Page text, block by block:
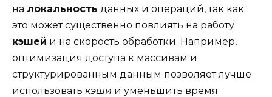
на локальность данных и операций, так как
это может существенно повлиять на работу
кэшей и на скорость обработки. Например,
оптимизация доступа к массивам и
структурированным данным позволяет лучше
использовать кэши и уменьшить время